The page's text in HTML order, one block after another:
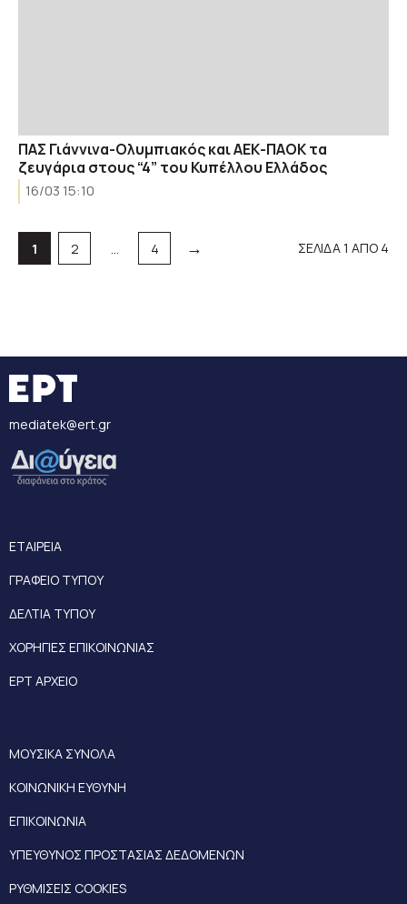
ΠΑΣ Γιάννινα-Ολυμπιακός και ΑΕΚ-ΠΑΟΚ τα
ζευγάρια στους “4” του Κυπέλλου Ελλάδος
16/03 15:10
Σελίδα
1 Σελίδα
2 … Σελίδα
4 → ΣΕΛΙΔΑ 1 ΑΠΟ 4
mediatek@ert.gr
ΕΤΑΙΡΕΙΑ
ΓΡΑΦΕΙΟ ΤΥΠΟΥ
ΔΕΛΤΙΑ ΤΥΠΟΥ
ΧΟΡΗΓΙΕΣ ΕΠΙΚΟΙΝΩΝΙΑΣ
ΕΡΤ ΑΡΧΕΙΟ
ΜΟΥΣΙΚΑ ΣΥΝΟΛΑ
ΚΟΙΝΩΝΙΚΗ ΕΥΘΥΝΗ
ΕΠΙΚΟΙΝΩΝΙΑ
ΥΠΕΥΘΥΝΟΣ ΠΡΟΣΤΑΣΙΑΣ ΔΕΔΟΜΕΝΩΝ
ΡΥΘΜΙΣΕΙΣ COOKIES